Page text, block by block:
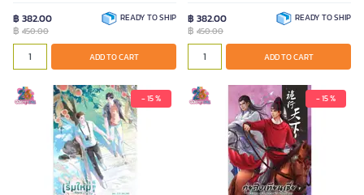
฿ 382.00
฿ 450.00
READY TO SHIP
ADD TO CART
฿ 382.00
฿ 450.00
READY TO SHIP
ADD TO CART
- 15 % - 15 %